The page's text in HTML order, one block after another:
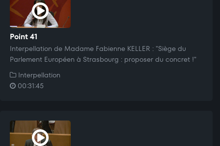
Point 41
Interpellation de Madame Fabienne KELLER : "Siège du
Parlement Européen à Strasbourg : proposer du concret !"
Interpellation
00:31:45